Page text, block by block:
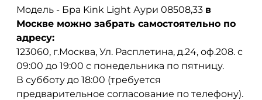
Модель - Бра Kink Light Аури 08508,33 в
Москве можно забрать самостоятельно по
адресу:
123060, г.Москва, Ул. Расплетина, д.24, оф.208. с
09:00 до 19:00 с понедельника по пятницу.
В субботу до 18:00 (требуется
предварительное согласование по телефону).